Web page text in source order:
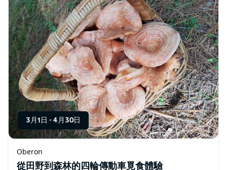
3月1日 - 4月30日
Oberon
從田野到森林的四輪傳動車覓食體驗